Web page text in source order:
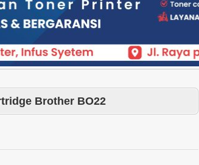
Brother BO22